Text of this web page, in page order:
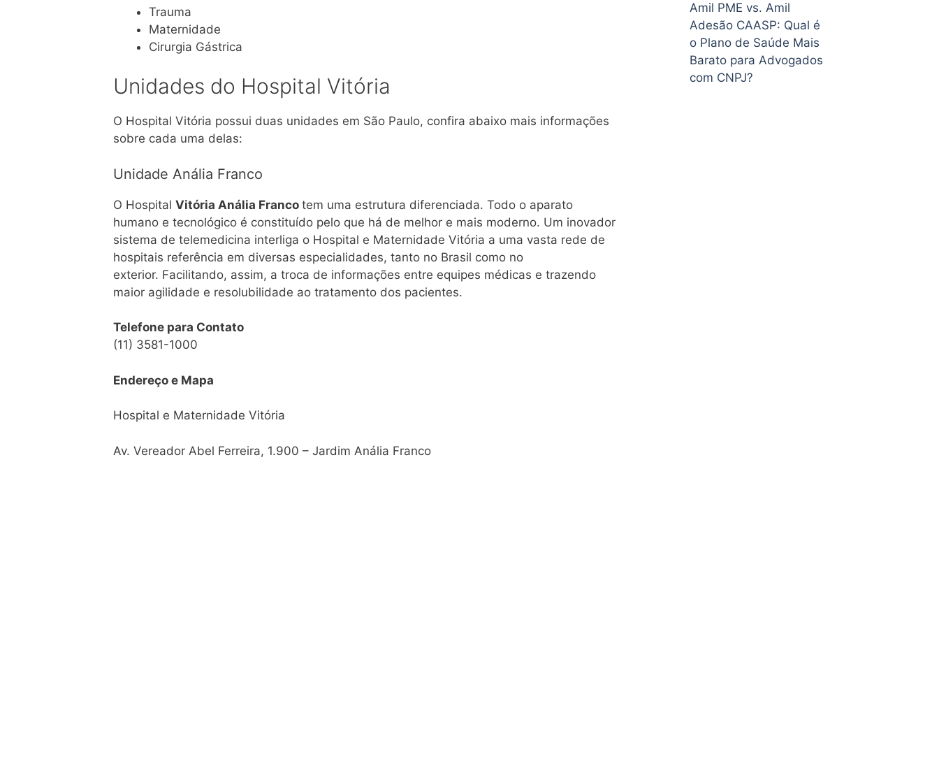
Trauma
Maternidade
Cirurgia Gástrica
Unidades do Hospital Vitória
O Hospital Vitória possui duas unidades em São Paulo, confira abaixo mais informações
sobre cada uma delas:
Unidade Anália Franco
O Hospital Vitória Anália Franco tem uma estrutura diferenciada. Todo o aparato
humano e tecnológico é constituído pelo que há de melhor e mais moderno. Um inovador
sistema de telemedicina interliga o Hospital e Maternidade Vitória a uma vasta rede de
hospitais referência em diversas especialidades, tanto no Brasil como no
exterior. Facilitando, assim, a troca de informações entre equipes médicas e trazendo
maior agilidade e resolubilidade ao tratamento dos pacientes.
Telefone para Contato
(11) 3581-1000
Endereço e Mapa
Hospital e Maternidade Vitória
Av. Vereador Abel Ferreira, 1.900 – Jardim Anália Franco
Amil PME vs. Amil
Adesão CAASP: Qual é
o Plano de Saúde Mais
Barato para Advogados
com CNPJ?